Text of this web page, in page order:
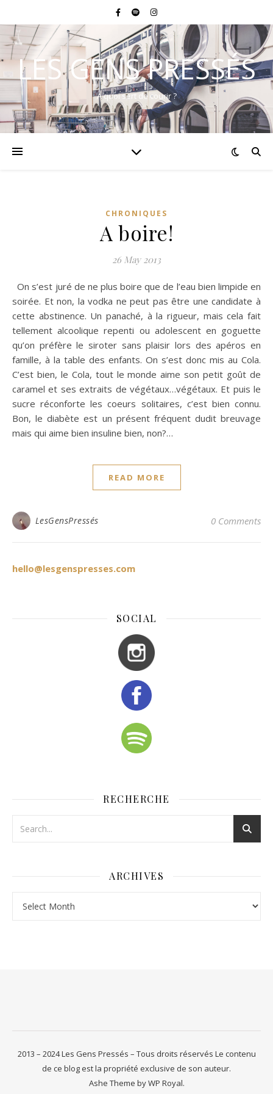
LES GENS PRESSÉS
A quoi sert de courir ?
CHRONIQUES
A boire!
26 May 2013
On s’est juré de ne plus boire que de l’eau bien limpide en
soirée. Et non, la vodka ne peut pas être une candidate à
cette abstinence. Un panaché, à la rigueur, mais cela fait
tellement alcoolique repenti ou adolescent en goguette
qu’on préfère le siroter sans plaisir lors des apéros en
famille, à la table des enfants. On s’est donc mis au Cola.
C’est bien, le Cola, tout le monde aime son petit goût de
caramel et ses extraits de végétaux…végétaux. Et puis le
sucre réconforte les coeurs solitaires, c’est bien connu.
Bon, le diabète est un présent fréquent dudit breuvage
mais qui aime bien insuline bien, non?…
READ MORE
LesGensPressés 0 Comments
hello@lesgenspresses.com
SOCIAL
RECHERCHE
ARCHIVES
2013 – 2024 Les Gens Pressés – Tous droits réservés Le contenu
de ce blog est la propriété exclusive de son auteur.
Ashe Theme byWP Royal.